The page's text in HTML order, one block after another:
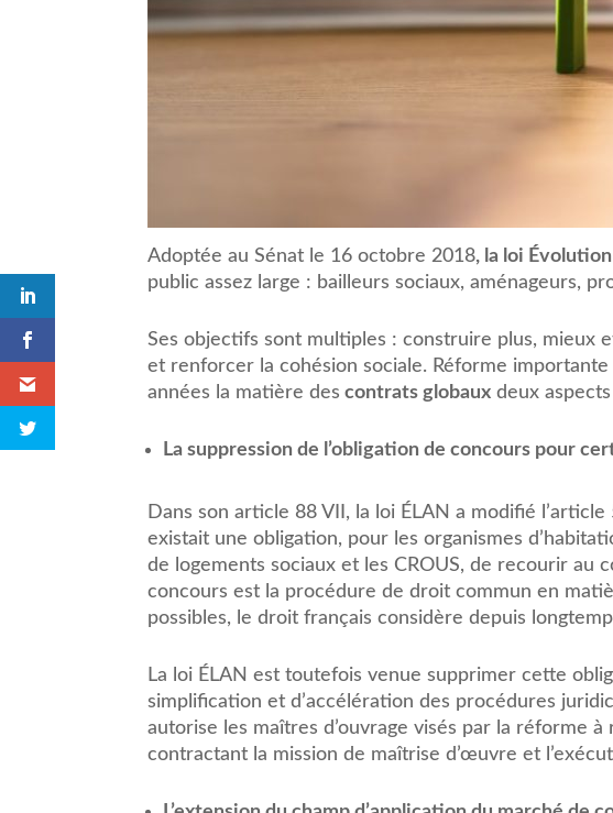
Adoptée au Sénat le 16 octobre 2018, la loi
public assez large : bailleurs sociaux, aménageurs,
Ses objectifs sont multiples : construire plus, mieux
et renforcer la cohésion sociale. Réforme
années la matière des contrats globaux deux
La suppression de l’obligation de concours pour
Dans son article 88 VII, la loi ÉLAN a modifié
existait une obligation, pour les organismes
de logements sociaux et les CROUS, de recourir
concours est la procédure de droit commun en
possibles, le droit français considère depuis
La loi ÉLAN est toutefois venue supprimer cette
simplification et d’accélération des procédures
autorise les maîtres d’ouvrage visés par la réforme
contractant la mission de maîtrise d’œuvre et